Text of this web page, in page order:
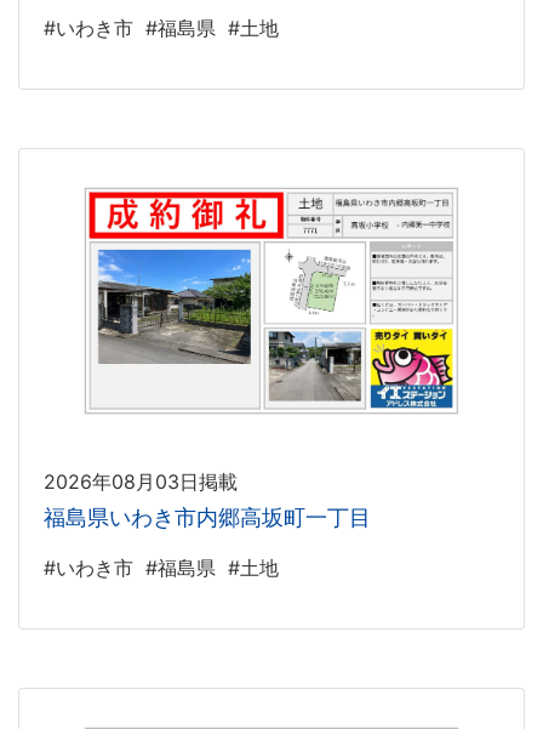
#いわき市 #福島県 #土地
2026年08月03日掲載
福島県いわき市内郷高坂町一丁目
#いわき市 #福島県 #土地